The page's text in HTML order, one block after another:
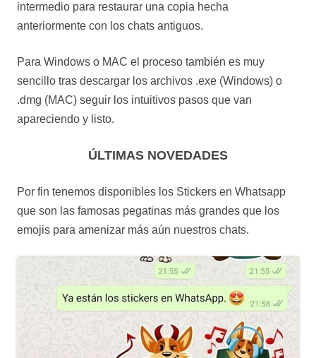
intermedio para restaurar una copia hecha
anteriormente con los chats antiguos.
Para Windows o MAC el proceso también es muy
sencillo tras descargar los archivos .exe (Windows) o
.dmg (MAC) seguir los intuitivos pasos que van
apareciendo y listo.
ÚLTIMAS NOVEDADES
Por fin tenemos disponibles los Stickers en Whatsapp
que son las famosas pegatinas más grandes que los
emojis para amenizar más aún nuestros chats.